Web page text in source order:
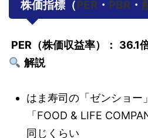
株価指標（PER ・ PBR ・
PER（株価収益率）：
36.1
解説
はま寿司の「ゼンショー
「FOOD & LIFE
同じくらい